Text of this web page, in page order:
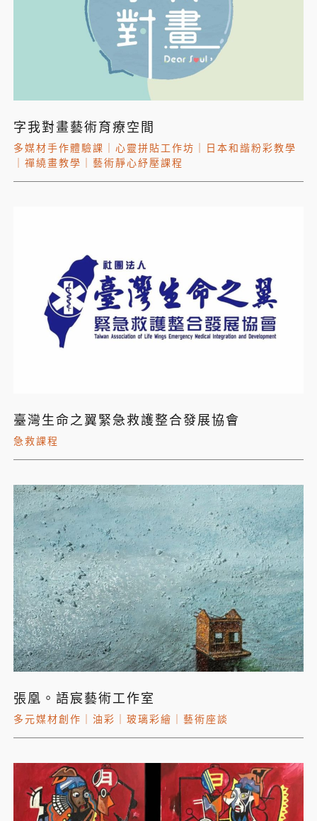
字我對畫藝術育療空間
多媒材手作體驗課 心靈拼貼工作坊
日本和諧粉彩教學
禪繞畫教學 藝術靜心紓壓課程
臺灣生命之翼緊急救護整合發展協會
急救課程
張凰。語宸藝術工作室
多元媒材創作 油彩 玻璃彩繪 藝術座談